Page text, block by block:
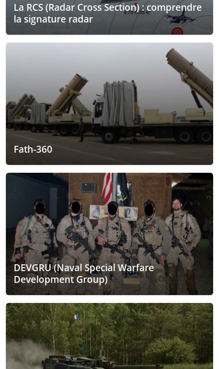
La RCS (Radar Cross Section) : comprendre
la signature radar
Fath-360
DEVGRU (Naval Special Warfare
Development Group)